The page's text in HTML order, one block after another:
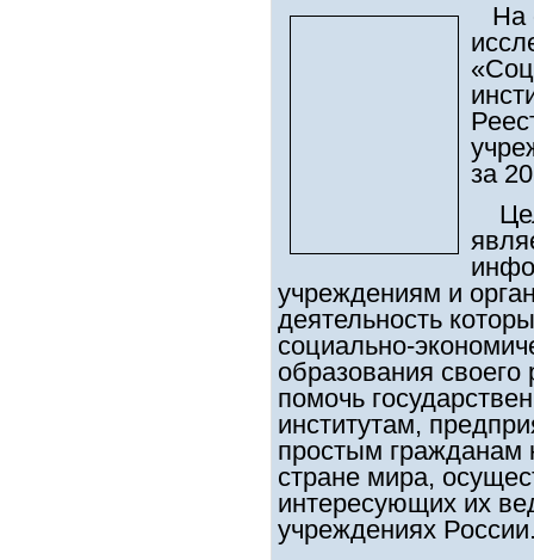
На
за
учреждениям и
деятельность
социально-
образования своего
помочь
институтам,
простым гражданам
стране мира,
интересующих их
учреждениях